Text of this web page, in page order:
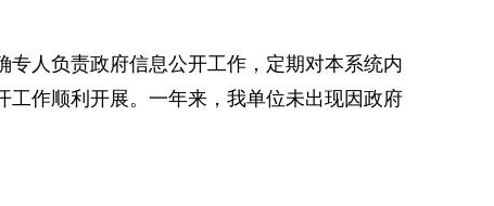
人负责政府信息公开工作，定期对本系统内
作顺利开展。一年来，我单位未出现因政府